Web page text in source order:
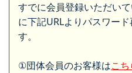
すでに会員登録いただい
に下記URLよりパスワー
す。
①団体会員のお客様はこち